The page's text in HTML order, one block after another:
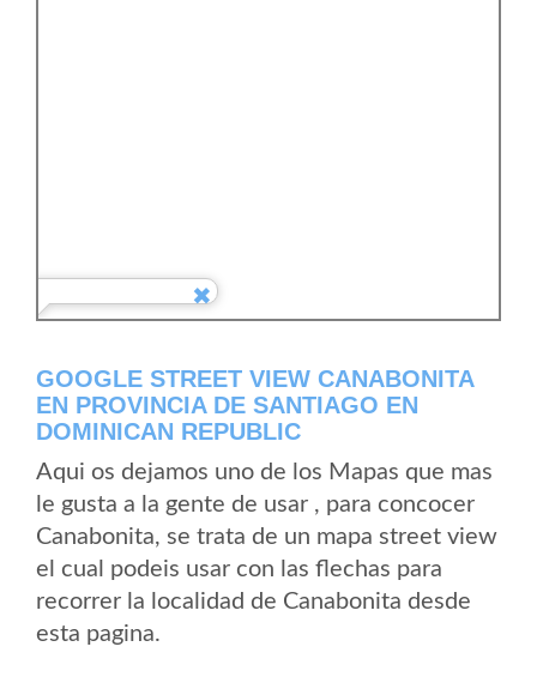
GOOGLE STREET VIEW CANABONITA
EN PROVINCIA DE SANTIAGO EN
DOMINICAN REPUBLIC
Aqui os dejamos uno de los Mapas que mas
le gusta a la gente de usar , para concocer
Canabonita, se trata de un mapa street view
el cual podeis usar con las flechas para
recorrer la localidad de Canabonita desde
esta pagina.